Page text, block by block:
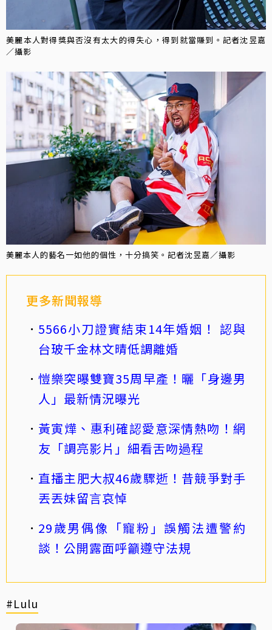
美麗本人對得獎與否沒有太大的得失心，得到就當賺到。記者沈昱嘉
／攝影
美麗本人的藝名一如他的個性，十分搞笑。記者沈昱嘉／攝影
更多新聞報導
5566小刀證實結束14年婚姻！ 認與
台玻千金林文晴低調離婚
愷樂突曝雙寶35周早產！曬「身邊男
人」最新情況曝光
黃寅燁、惠利確認愛意深情熱吻！網
友「調亮影片」細看舌吻過程
直播主肥大叔46歲驟逝！昔競爭對手
丟丟妹留言哀悼
29歲男偶像「寵粉」誤觸法遭警約
談！公開露面呼籲遵守法規
#Lulu